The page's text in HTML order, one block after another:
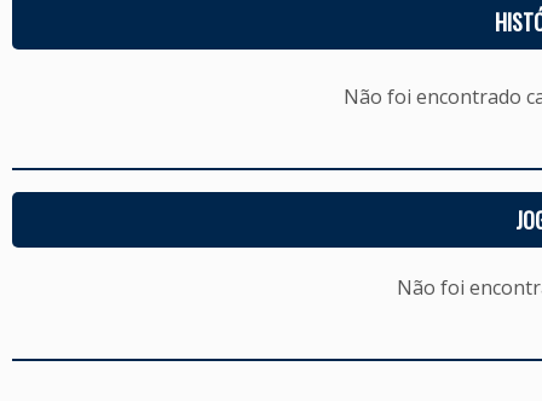
Não foi encontrado
Não foi